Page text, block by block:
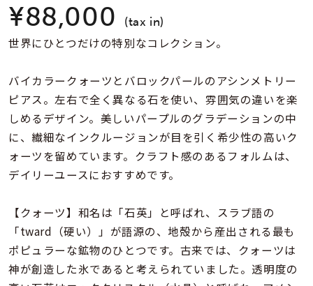
着用シーン
コレクション
レディース
リングサイズ
～
リングサイズ
～
価格 ¥0
¥88,000 (tax in)
世界にひとつだけの特別なコレクション。
バイカラークォーツとバロックパールのアシンメトリー
ピアス。左右で全く異なる石を使い、雰囲気の違いを楽
しめるデザイン。美しいパープルのグラデーションの中
に、繊細なインクルージョンが目を引く希少性の高いク
ォーツを留めています。クラフト感のあるフォルムは、
デイリーユースにおすすめです。
【クォーツ】和名は「石英」と呼ばれ、スラブ語の
「tward（硬い）」が語源の、地殻から産出される最も
ポピュラーな鉱物のひとつです。古来では、クォーツは
神が創造した氷であると考えられていました。透明度の